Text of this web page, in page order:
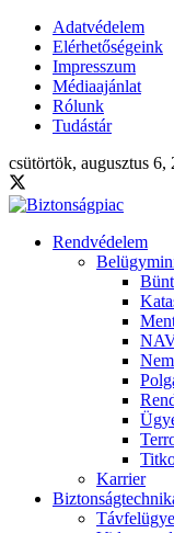
Adatvédelem
Elérhetőségeink
Impresszum
Médiaajánlat
Rólunk
Tudástár
csütörtök, augusztus 6,
Rendvédelem
Karrier